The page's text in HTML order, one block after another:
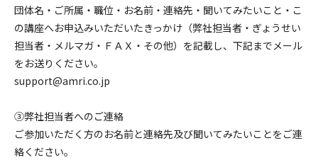
団体名・ご所属・職位・お名前・連絡先・聞いてみたいこと・こ
の講座へお申込みいただいたきっかけ（弊社担当者・ぎょうせい
担当者・メルマガ・ＦＡＸ・その他）を記載し、下記までメール
をお送りください。
support@amri.co.jp
③弊社担当者へのご連絡
ご参加いただく方のお名前と連絡先及び聞いてみたいことをご連
絡ください。